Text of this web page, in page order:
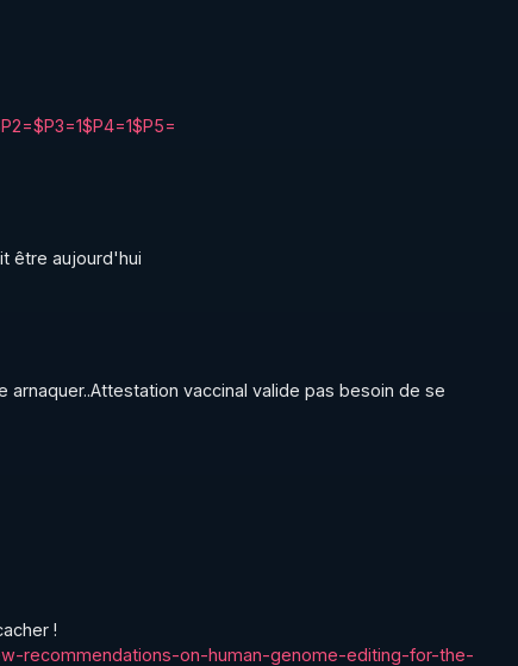
être aujourd'hui
arnaquer..Attestation vaccinal valide pas besoin de se
recommendations-on-human-genome-editing-for-the-